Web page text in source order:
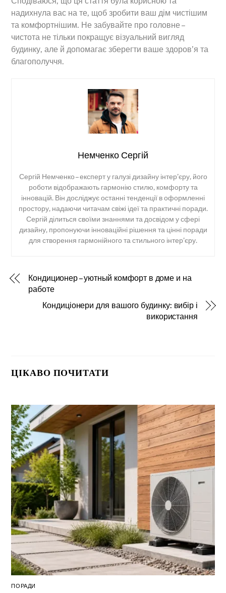
надихнула вас на те, щоб зробити ваш дім чистішим
та комфортнішим. Не забувайте про головне –
чистота не тільки покращує візуальний вигляд
будинку, але й допомагає зберегти ваше здоров’я та
благополуччя.
Немченко Сергій
Сергій Немченко – експерт у галузі дизайну інтер’єру, його
роботи відображають гармонію стилю, комфорту та
інновацій. Він досліджує останні тенденції в оформленні
простору, надаючи читачам свіжі ідеї та практичні поради.
Сергій ділиться своїми знаннями та досвідом у сфері
дизайну, пропонуючи інноваційні рішення та цінні поради
для створення гармонійного та стильного інтер’єру.
Кондиционер – уютный комфорт в доме и на
работе
Кондиціонери для вашого будинку: вибір і
використання
ЦІКАВО ПОЧИТАТИ
ПОРАДИ